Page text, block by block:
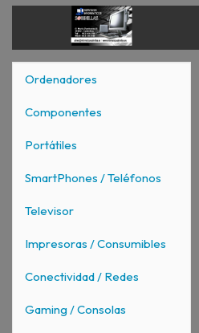
Ordenadores
Componentes
Portátiles
SmartPhones / Teléfonos
Televisor
Impresoras / Consumibles
Conectividad / Redes
Gaming / Consolas